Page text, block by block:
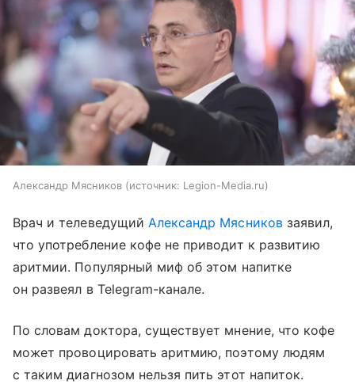
Александр Мясников источник: Legion-Media.ru
Врач и телеведущий Александр Мясниковзаявил,
что употребление кофе не приводит к развитию
аритмии. Популярный миф об этом напитке
он развеял в Telegram-канале.
По словам доктора, существует мнение, что кофе
может провоцировать аритмию, поэтому людям
с таким диагнозом нельзя пить этот напиток.